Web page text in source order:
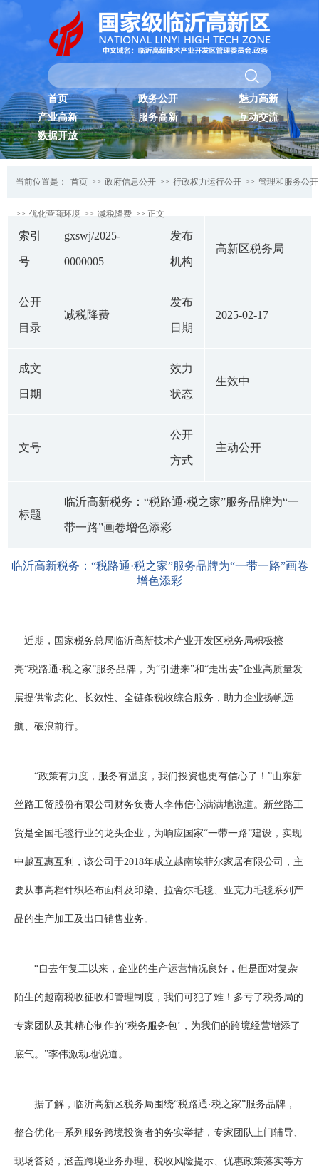
首页 政务公开
魅力高新
产业高新
服务高新
互动交流
数据开放
当前位置是： 首页 >> 政府信息公开 >> 行政权力运行公开 >> 管理和服务公开
>> 优化营商环境 >> 减税降费 >> 正文
索引
号
gxswj/2025-
0000005
发布
机构
高新区税务局
公开
目录
减税降费
发布
日期
2025-02-17
成文
日期
效力
状态
生效中
文号
公开
方式
主动公开
标题
临沂高新税务：“税路通·税之家”服务品牌为“一
带一路”画卷增色添彩
临沂高新税务：“税路通·税之家”服务品牌为“一带一路”画卷
增色添彩
近期，国家税务总局临沂高新技术产业开发区税务局积极擦
亮“税路通·税之家”服务品牌，为“引进来”和“走出去”企业高质量发
展提供常态化、长效性、全链条税收综合服务，助力企业扬帆远
航、破浪前行。
“政策有力度，服务有温度，我们投资也更有信心了！”山东新
丝路工贸股份有限公司财务负责人李伟信心满满地说道。新丝路工
贸是全国毛毯行业的龙头企业，为响应国家“一带一路”建设，实现
中越互惠互利，该公司于2018年成立越南埃菲尔家居有限公司，主
要从事高档针织坯布面料及印染、拉舍尔毛毯、亚克力毛毯系列产
品的生产加工及出口销售业务。
“自去年复工以来，企业的生产运营情况良好，但是面对复杂
陌生的越南税收征收和管理制度，我们可犯了难！多亏了税务局的
专家团队及其精心制作的‘税务服务包’，为我们的跨境经营增添了
底气。”李伟激动地说道。
据了解，临沂高新区税务局围绕“税路通·税之家”服务品牌，
整合优化一系列服务跨境投资者的务实举措，专家团队上门辅导、
现场答疑，涵盖跨境业务办理、税收风险提示、优惠政策落实等方